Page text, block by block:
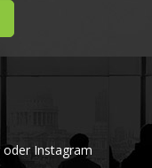
Instagram